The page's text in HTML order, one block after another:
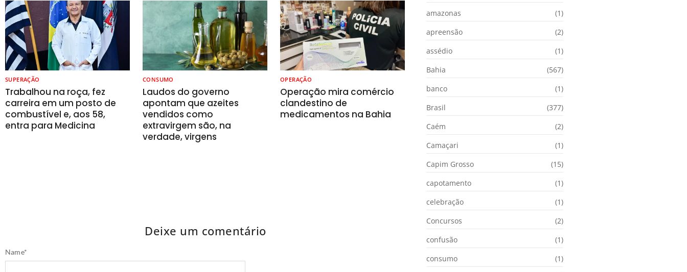
SUPERAÇÃO
Trabalhou na roça, fez
carreira em um posto de
combustível e, aos 58,
entra para Medicina
CONSUMO
Laudos do governo
apontam que azeites
vendidos como
extravirgem são, na
verdade, virgens
OPERAÇÃO
Operação mira comércio
clandestino de
medicamentos na Bahia
Deixe um comentário
Name*
amazonas
(1)
apreensão
(2)
assédio
(1)
Bahia
(567)
banco
(1)
Brasil
(377)
Caém
(2)
Camaçari
(1)
Capim Grosso
(15)
capotamento
(1)
celebração
(1)
Concursos
(2)
confusão
(1)
consumo
(1)